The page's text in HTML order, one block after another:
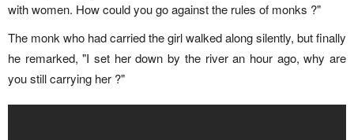
with women. How could you go against the rules of monks ?"
The monk who had carried the girl walked along silently, but finally
he remarked, "I set her down by the river an hour ago, why are
you still carrying her ?"